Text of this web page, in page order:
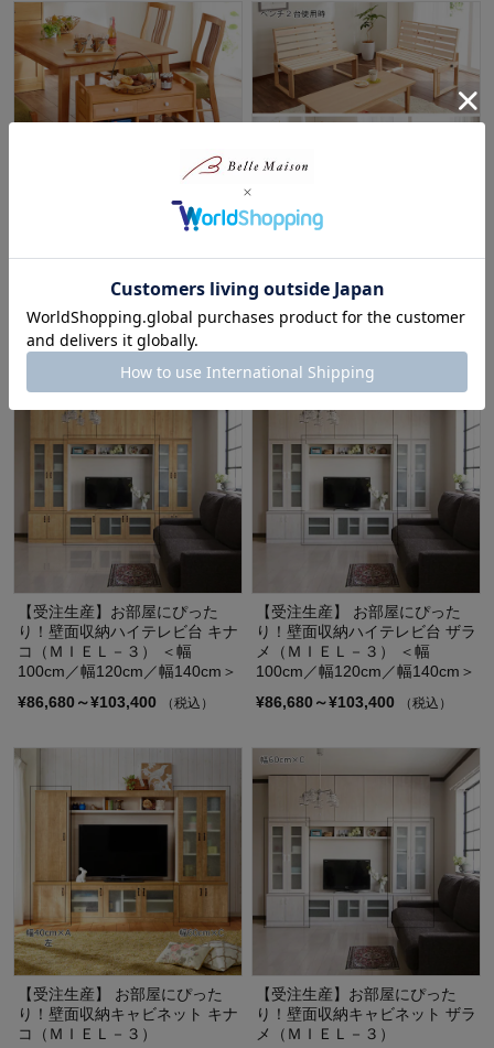
（税込）
(6)
¥64,900～¥91,900
(2)
【受注生産】お部屋にぴった
り！壁面収納ハイテレビ台 キナ
コ（ＭＩＥＬ－３） ＜幅
100cm／幅120cm／幅140cm＞
¥86,680～¥103,400
（税込）
【受注生産】 お部屋にぴった
り！壁面収納ハイテレビ台 ザラ
メ（ＭＩＥＬ－３） ＜幅
100cm／幅120cm／幅140cm＞
¥86,680～¥103,400
（税込）
【受注生産】 お部屋にぴった
り！壁面収納キャビネット キナ
コ（ＭＩＥＬ－３）
【受注生産】お部屋にぴった
り！壁面収納キャビネット ザラ
メ（ＭＩＥＬ－３）